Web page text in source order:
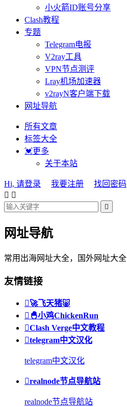
小火箭ID账号分享
Clash教程
专题
Telegram电报
V2ray工具
VPN节点测评
Lray机场加速器
v2rayN客户端下载
网址导航
所有文章
标签大全
💓更多
关于本站
Hi, 请登录 我要注册
找回密码
 

网址导航
常用出海网址大全，国外网址大全
友情链接
🚀飞天猪🐷
 🐣小鸡ChickenRun
Clash Verge中文教程
telegram中文汉化
telegram中文汉化
realnode节点导航站
realnode节点导航站